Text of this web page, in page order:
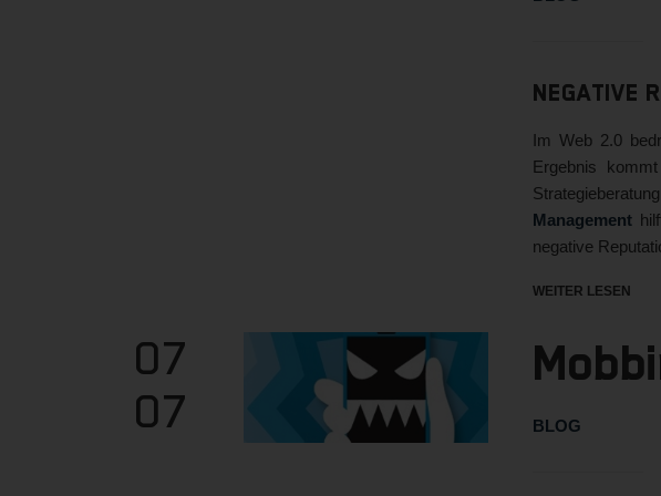
Negative
Im Web 2.0
Ergebnis
Management
negative
WEITER LESEN
07
07
BLOG